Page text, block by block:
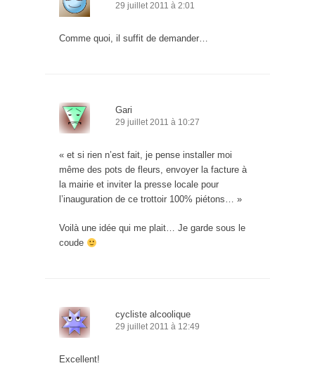
29 juillet 2011 à 2:01
Comme quoi, il suffit de demander…
Gari
29 juillet 2011 à 10:27
« et si rien n’est fait, je pense installer moi
même des pots de fleurs, envoyer la facture à
la mairie et inviter la presse locale pour
l’inauguration de ce trottoir 100% piétons… »
Voilà une idée qui me plait… Je garde sous le
coude
cycliste alcoolique
29 juillet 2011 à 12:49
Excellent!